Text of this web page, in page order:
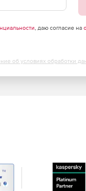
, даю согласие на
об условиях обработки